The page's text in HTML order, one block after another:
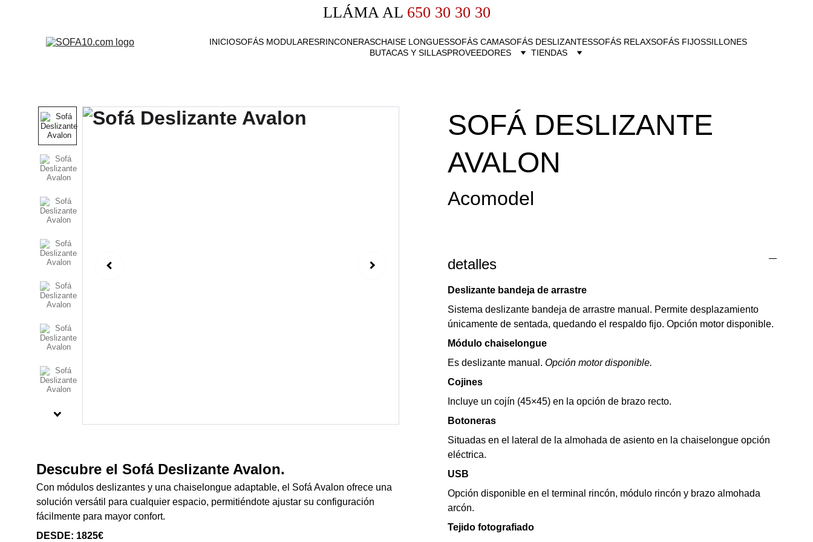
LLÁMA AL 650 30 30 30
INICIOSOFÁS MODULARESRINCONERASCHAISE LONGUESSOFÁS CAMASOFÁS DESLIZANTESSOFÁS RELAXSOFÁS FIJOSSILLONES
BUTACAS Y SILLASPROVEEDORES TIENDAS
Descubre el Sofá Deslizante Avalon.
Con módulos deslizantes y una chaiselongue adaptable, el Sofá Avalon ofrece una
solución versátil para cualquier espacio, permitiéndote ajustar su configuración
fácilmente para mayor confort.
DESDE: 1825€
SOFÁ DESLIZANTE
AVALON
Acomodel
detalles
Deslizante bandeja de arrastre
Sistema deslizante bandeja de arrastre manual. Permite desplazamiento
únicamente de sentada, quedando el respaldo fijo. Opción motor disponible.
Módulo chaiselongue
Es deslizante manual. Opción motor disponible.
Cojines
Incluye un cojín (45×45) en la opción de brazo recto.
Botoneras
Situadas en el lateral de la almohada de asiento en la chaiselongue opción
eléctrica.
USB
Opción disponible en el terminal rincón, módulo rincón y brazo almohada
arcón.
Tejido fotografiado